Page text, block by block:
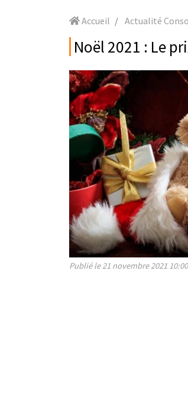
Accueil Actualité Conso
Noël 2021 : Le
Publié le 21 novembre 2021 10:00